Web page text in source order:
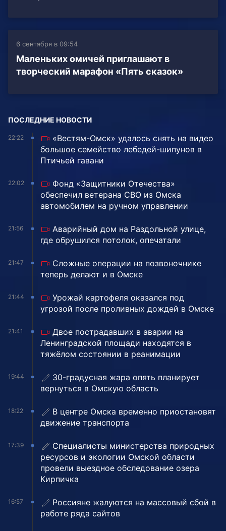
6 сентября в 09:54
Маленьких омичей приглашают в
творческий марафон «Пять сказок»
ПОСЛЕДНИЕ НОВОСТИ
22:22
«Вестям-Омск» удалось снять на видео
большое семейство лебедей-шипунов в
Птичьей гавани
22:02
Фонд «Защитники Отечества»
обеспечил ветерана СВО из Омска
автомобилем на ручном управлении
21:56
Аварийный дом на Раздольной улице,
где обрушился потолок, опечатали
21:47
Сложные операции на позвоночнике
теперь делают и в Омске
21:44
Урожай картофеля оказался под
угрозой после проливных дождей в Омске
21:41
Двое пострадавших в аварии на
Ленинградской площади находятся в
тяжёлом состоянии в реанимации
19:44
30-градусная жара опять планирует
вернуться в Омскую область
18:22
В центре Омска временно приостановят
движение транспорта
17:39
Специалисты министерства природных
ресурсов и экологии Омской области
провели выездное обследование озера
Кирпичка
16:57
Россияне жалуются на массовый сбой в
работе ряда сайтов